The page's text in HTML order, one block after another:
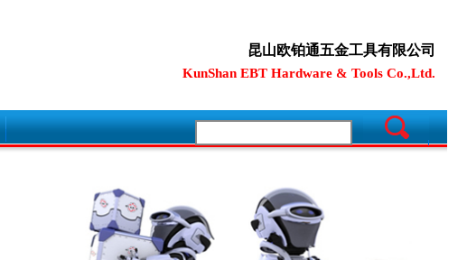
昆山欧铂通五金工具有限公司
KunShan EBT Hardware & Tools Co.,Ltd.